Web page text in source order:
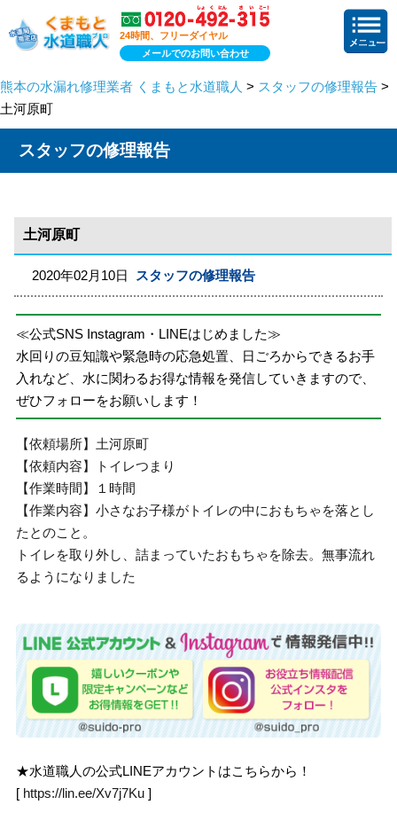
24時間、フリーダイヤル
メールでのお問い合わせ
熊本の水漏れ修理業者 くまもと水道職人 > スタッフの修理報告 >
土河原町
スタッフの修理報告
土河原町
2020年02月10日 スタッフの修理報告
≪公式SNS Instagram・LINEはじめました≫
水回りの豆知識や緊急時の応急処置、日ごろからできるお手
入れなど、水に関わるお得な情報を発信していきますので、
ぜひフォローをお願いします！
【依頼場所】土河原町
【依頼内容】トイレつまり
【作業時間】１時間
【作業内容】小さなお子様がトイレの中におもちゃを落とし
たとのこと。
トイレを取り外し、詰まっていたおもちゃを除去。無事流れ
るようになりました
★水道職人の公式LINEアカウントはこちらから！
[ https://lin.ee/Xv7j7Ku ]